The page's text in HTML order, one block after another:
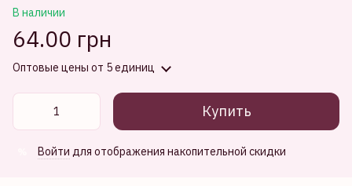
В наличии
64.00 грн
Оптовые цены от 5 единиц
Купить
Войти для отображения накопительной скидки